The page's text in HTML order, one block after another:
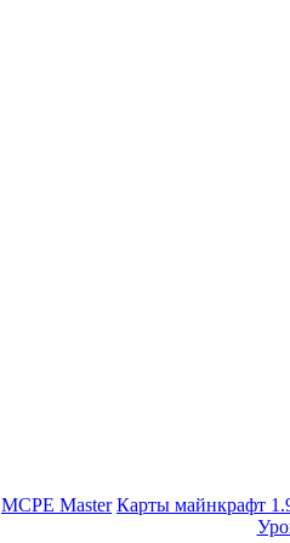
MCPE Master Карты майнкрафт